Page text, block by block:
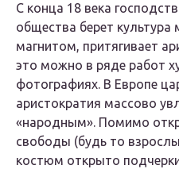
С конца 18 века
общества берет
магнитом, притягивает
это можно в ряде работ
фотографиях. В Европе
аристократия массово
«народным». Помимо
свободы (будь то
костюм открыто